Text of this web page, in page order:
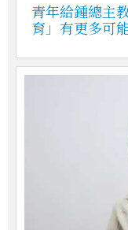
青年給鍾總主
育」有更多可